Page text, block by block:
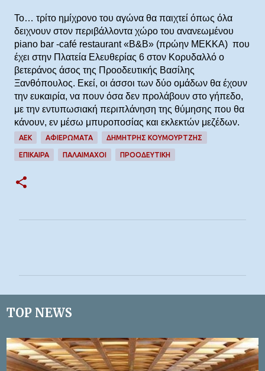
Το… τρίτο ημίχρονο του αγώνα θα παιχτεί όπως όλα
δειχνουν στον περιβάλλοντα χώρο του ανανεωμένου
piano bar -café restaurant «Β&Β» (πρώην ΜΕΚΚΑ) που
έχει στην Πλατεία Ελευθερίας 6 στον Κορυδαλλό ο
βετεράνος άσος της Προοδευτικής Βασίλης
Ξανθόπουλος. Εκεί, οι άσσοι των δύο ομάδων θα έχουν
την ευκαιρία, να πουν όσα δεν προλάβουν στο γήπεδο,
με την εντυπωσιακή περιπλάνηση της θύμησης που θα
κάνουν, εν μέσω μπυροποσίας και εκλεκτών μεζέδων.
ΑΕΚ ΑΦΙΕΡΏΜΑΤΑ ΔΗΜΉΤΡΗΣ ΚΟΥΜΟΥΡΤΖΉΣ
ΕΠΊΚΑΙΡΑ ΠΑΛΑΙΜΑΧΟΙ ΠΡΟΟΔΕΥΤΙΚΉ
ι
TOP NEWS